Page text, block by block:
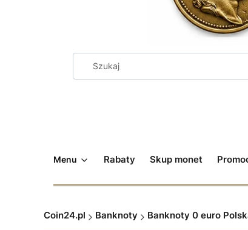
Menu Rabaty Skup monet
Coin24.pl Banknoty Banknoty 0 euro